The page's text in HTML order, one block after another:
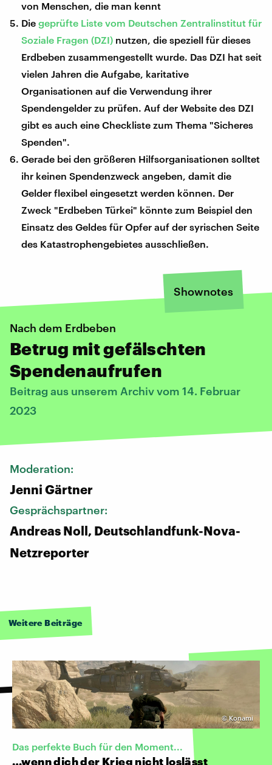
von Menschen, die man kennt
Diegeprüfte Liste vom Deutschen Zentralinstitut für
Soziale Fragen (DZI) nutzen, die speziell für dieses
Erdbeben zusammengestellt wurde. Das DZI hat seit
vielen Jahren die Aufgabe, karitative
Organisationen auf die Verwendung ihrer
Spendengelder zu prüfen. Auf der Website des DZI
gibt es auch eine Checkliste zum Thema "Sicheres
Spenden".
Gerade bei den größeren Hilfsorganisationen solltet
ihr keinen Spendenzweck angeben, damit die
Gelder flexibel eingesetzt werden können. Der
Zweck "Erdbeben Türkei" könnte zum Beispiel den
Einsatz des Geldes für Opfer auf der syrischen Seite
des Katastrophengebietes ausschließen.
Shownotes
Nach dem Erdbeben
Betrug mit gefälschten
Spendenaufrufen
Beitrag aus unserem Archiv vom 14. Februar
2023
Moderation:
Jenni Gärtner
Gesprächspartner:
Andreas Noll, Deutschlandfunk-Nova-
Netzreporter
Weitere Beiträge
©Konami
Das perfekte Buch für den Moment...
…wenn dich der Krieg nicht loslässt